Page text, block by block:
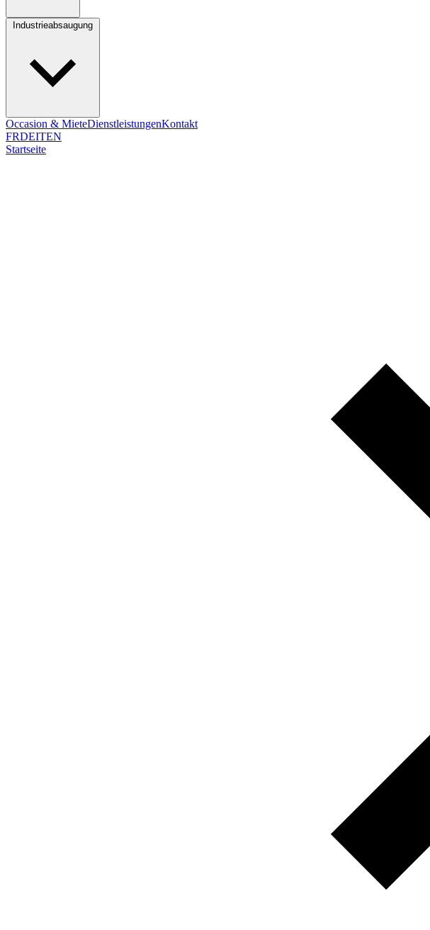
Occasion & MieteDienstleistungenKontakt
FRDEITEN
Startseite